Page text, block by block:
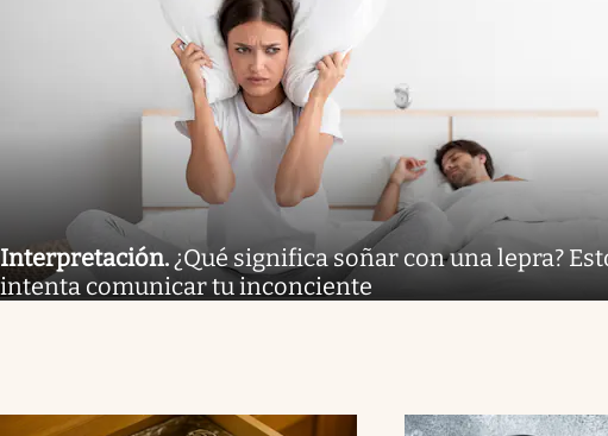
Interpretación. ¿Qué significa soñar con una lepra?
intenta comunicar tu inconciente